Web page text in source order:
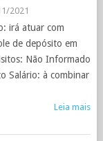
2021
irá atuar com
de depósito em
Não Informado
Salário: à combinar
Leia mais